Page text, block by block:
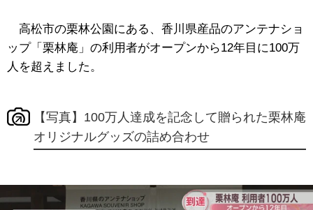
高松市の栗林公園にある、香川県産品のアンテナショ
ップ「栗林庵」 の利用者がオープンから12年目に100万
人を超えました。
【写真】100万人達成を記念して贈られた栗林庵
オリジナルグッズの詰め合わせ